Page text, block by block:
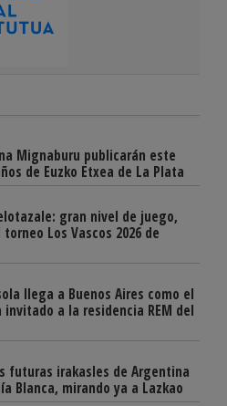
Mignaburu publicarán este
de Euzko Etxea de La Plata
gran nivel de juego,
Los Vascos 2026 de
llega a Buenos Aires como el
a la residencia REM del
futuras irakasles de Argentina
Blanca, mirando ya a Lazkao